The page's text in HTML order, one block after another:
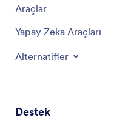
Araçlar
Yapay Zeka Araçları
Alternatifler
Destek